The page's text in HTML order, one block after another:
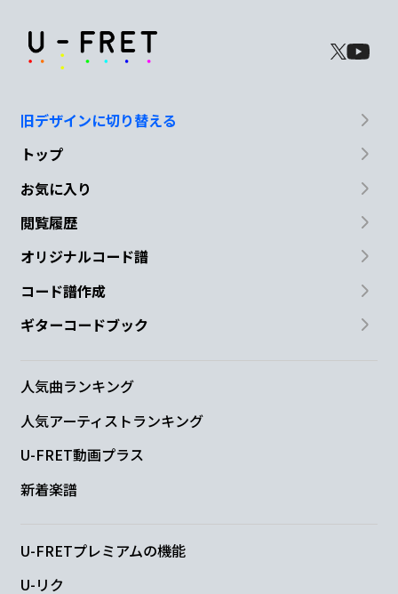
旧デザインに切り替える
トップ
お気に入り
閲覧履歴
オリジナルコード譜
コード譜作成
ギターコードブック
人気曲ランキング
人気アーティストランキング
U-FRET動画プラス
新着楽譜
U-FRETプレミアムの機能
U-リク